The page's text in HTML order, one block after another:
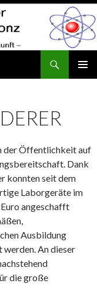
der Öffentlichkeit auf
Dank
konnten seit dem
Laborgeräte im
angeschafft
Ausbildung
werden. An dieser
die große